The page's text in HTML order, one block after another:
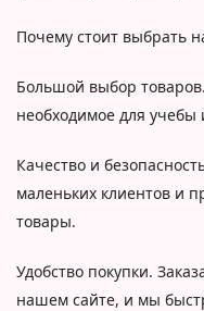
Почему стоит выбрать
Большой выбор
необходимое для учебы
Качество и
маленьких клиентов и
товары.
Удобство покупки.
нашем сайте, и мы